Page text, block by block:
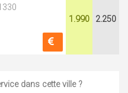
1.990 2.250
dans cette ville ?